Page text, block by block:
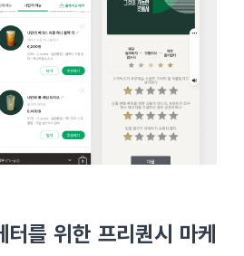
를 위한 프리퀀시 마케